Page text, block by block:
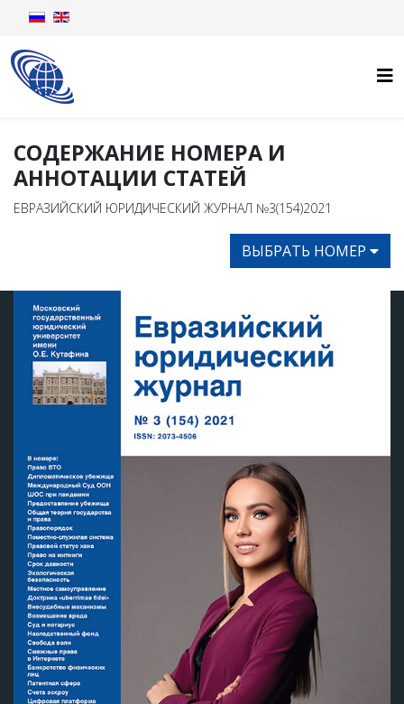
СОДЕРЖАНИЕ НОМЕРА И
АННОТАЦИИ СТАТЕЙ
ЕВРАЗИЙСКИЙ ЮРИДИЧЕСКИЙ ЖУРНАЛ №3(154)2021
ВЫБРАТЬ НОМЕР